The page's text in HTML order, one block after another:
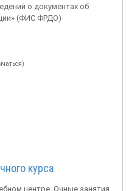
о документах об
(ФИС ФРДО)
курса
центре. Очные занятия